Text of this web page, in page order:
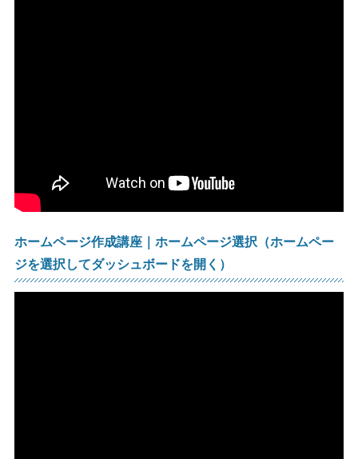
ホームページ作成講座｜ホームページ選択（ホームペー
ジを選択してダッシュボードを開く）